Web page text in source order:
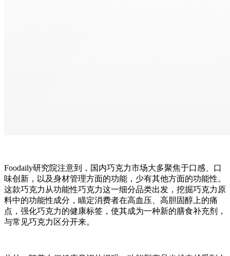
Foodaily研究院注意到，国内巧克力市场大多聚焦于口感、口
味创新，以及身材管理方面的功能，少有其他方面的功能性。
这款巧克力从功能性巧克力这一细分品类出发，挖掘巧克力原
料中的功能性成分，瞄定消费者在高血压、高胆固醇上的痛
点，强化巧克力的健康标签，使其成为一种新的膳食补充剂，
与常见巧克力区分开来。